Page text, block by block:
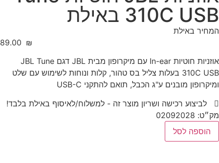
310C USB באילת
המחיר באילת
‎89.00 ₪
אוזניות חוטיות In-ear עם מיקרופון מבית JBL דגם JBL Tune
310C USB בעלות צליל בס טהור, קלות ונוחות לשימוש עם שלט
ומיקרופון מובנים ע"ג הכבל, תואם להתקני USB-C
לביצוע רכישה ושריון מוצר זה - למשלוח/לאיסוף באילת בלבד!
מק״ט: 02092028
הוספה לסל